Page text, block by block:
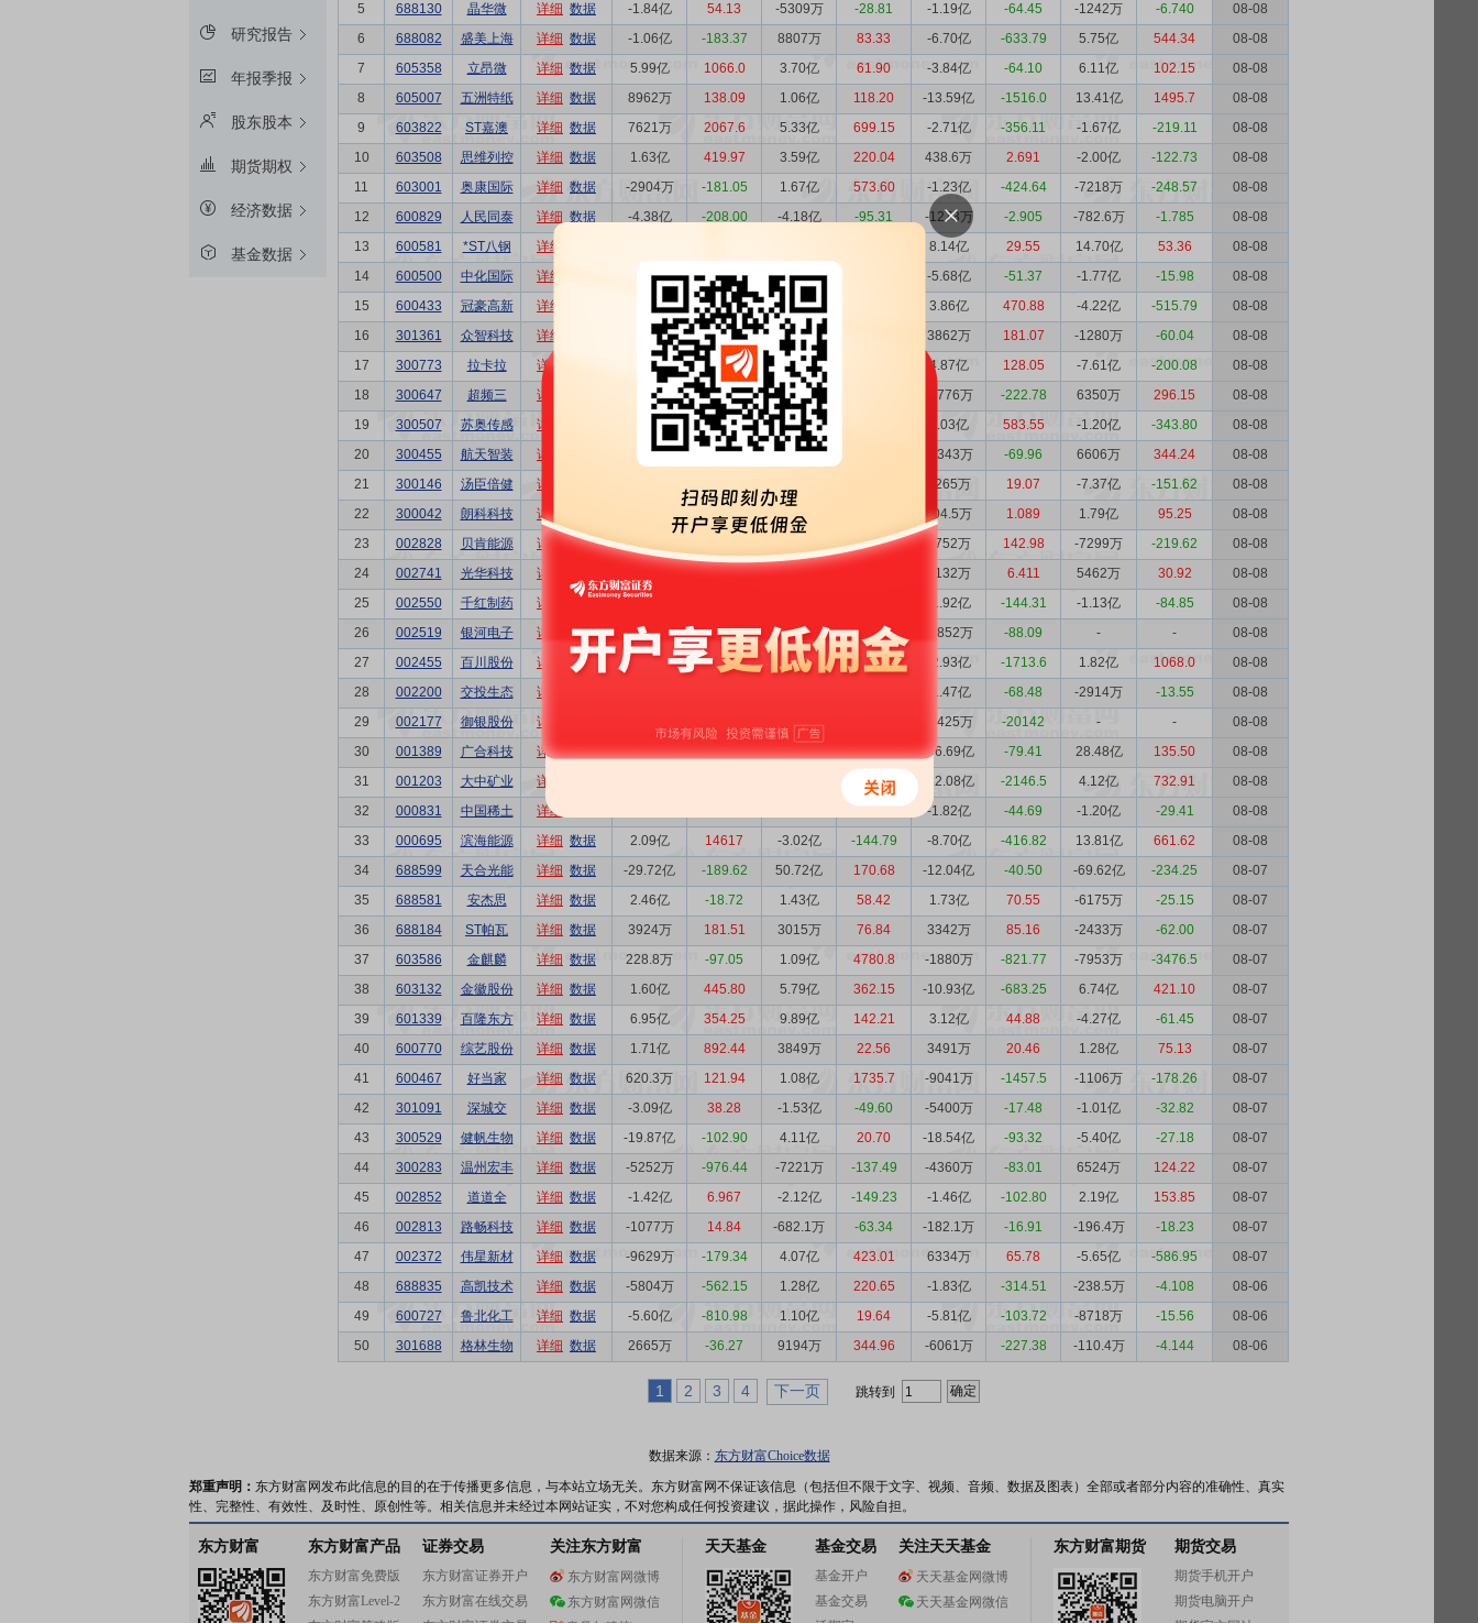
研究报告
年报季报
股东股本
期货期权
经济数据
基金数据
5
688130 晶华微 详细 数据 -1.84亿 54.13 -5309万 -28.81 -1.19亿 -64.45 -1242万 -6.740
08-08
6
688082 盛美上海 详细 数据 -1.06亿 -183.37 8807万 83.33 -6.70亿 -633.79 5.75亿 544.34
08-08
7
605358 立昂微 详细 数据 5.99亿 1066.0 3.70亿 61.90 -3.84亿 -64.10 6.11亿 102.15
08-08
8
605007 五洲特纸 详细 数据 8962万 138.09 1.06亿 118.20 -13.59亿 -1516.0 13.41亿 1495.7
08-08
9
603822 ST嘉澳 详细 数据 7621万 2067.6 5.33亿 699.15 -2.71亿 -356.11 -1.67亿 -219.11
08-08
10
603508 思维列控 详细 数据 1.63亿 419.97 3.59亿 220.04 438.6万 2.691 -2.00亿 -122.73
08-08
11
603001 奥康国际 详细 数据 -2904万 -181.05 1.67亿 573.60 -1.23亿 -424.64 -7218万 -248.57
08-08
12
600829 人民同泰 详细 数据 -4.38亿 -208.00 -4.18亿 -95.31 -1273万 -2.905 -782.6万 -1.785
08-08
13
600581 *ST八钢 详细 8.14亿 29.55 14.70亿 53.36
08-08
14
600500 中化国际 详细 11.05亿 -62.20 18.68亿 -5.68亿 -51.37 -1.77亿 -15.98
08-08
15
600433 冠豪高新 详细 -8187万 79.97 -4344万 3.86亿 470.88 -4.22亿 -515.79
08-08
16
301361 众智科技 详细 2133万 227.00 -336.0万 3862万 181.07 -1280万 -60.04
08-08
17
300773 拉卡拉 详细 -3.80亿 -598.13 -1.03亿 4.87亿 128.05 -7.61亿 -200.08
08-08
18
300647 超频三 详细 -2144万 81.79 -3657万 -4776万 -222.78 6350万 296.15
08-08
19
300507 苏奥传感 详细 3479万 200.92 -4669万 2.03亿 583.55 -1.20亿 -343.80
08-08
20
300455 航天智装 详细 -1919万 -245.60 -7182万 -1343万 -69.96 6606万 344.24
08-08
21
300146 汤臣倍健 详细 9265万 19.07 -7.37亿 -151.62
08-08
22
300042 朗科科技 详细 1255.3 1096万 204.5万 1.089 1.79亿 95.25
08-08
23
002828 贝肯能源 详细 数据 -3323万 -21.77 4752万 142.98 -7299万 -219.62
08-08
24
002741 光华科技 详细 -325.85 -2.41亿 1132万 6.411 5462万 30.92
08-08
25
002550 千红制药 详细 -1.92亿 -144.31 -1.13亿 -84.85
08-08
26
002519 银河电子 详细 数据 -4372万 -228.44 -501.7万 -11.47 -3852万 -88.09 - -
08-08
27
002455 百川股份 详细 数据 1707万 -87.17 1.27亿 746.91 -2.93亿 -1713.6 1.82亿 1068.0
08-08
28
002200 交投生态 详细 -1.47亿 -68.48 -2914万 -13.55
08-08
29
002177 御银股份 详细 1432万 -1425万 -20142 - -
08-08
30
001389 广合科技 详细 数据 21.02亿 3758.4 9.37亿 44.57 -16.69亿 -79.41 28.48亿 135.50
08-08
31
001203 大中矿业 详细 1318.9 -12.08亿 -2146.5 4.12亿 732.91
08-08
32
000831 中国稀土 详细 -1.82亿 -44.69 -1.20亿 -29.41
08-08
33
000695 滨海能源 详细 数据 2.09亿 14617 -3.02亿 -144.79 -8.70亿 -416.82 13.81亿 661.62
08-08
34
688599 天合光能 详细 数据 -29.72亿 -189.62 50.72亿 170.68 -12.04亿 -40.50 -69.62亿 -234.25
08-07
35
688581 安杰思 详细 数据 2.46亿 -18.72 1.43亿 58.42 1.73亿 70.55 -6175万 -25.15
08-07
36
688184 ST帕瓦 详细 数据 3924万 181.51 3015万 76.84 3342万 85.16 -2433万 -62.00
08-07
37
603586 金麒麟 详细 数据 228.8万 -97.05 1.09亿 4780.8 -1880万 -821.77 -7953万 -3476.5
08-07
38
603132 金徽股份 详细 数据 1.60亿 445.80 5.79亿 362.15 -10.93亿 -683.25 6.74亿 421.10
08-07
39
601339 百隆东方 详细 数据 6.95亿 354.25 9.89亿 142.21 3.12亿 44.88 -4.27亿 -61.45
08-07
40
600770 综艺股份 详细 数据 1.71亿 892.44 3849万 22.56 3491万 20.46 1.28亿 75.13
08-07
41
600467 好当家 详细 数据 620.3万 121.94 1.08亿 1735.7 -9041万 -1457.5 -1106万 -178.26
08-07
42
301091 深城交 详细 数据 -3.09亿 38.28 -1.53亿 -49.60 -5400万 -17.48 -1.01亿 -32.82
08-07
43
300529 健帆生物 详细 数据 -19.87亿 -102.90 4.11亿 20.70 -18.54亿 -93.32 -5.40亿 -27.18
08-07
44
300283 温州宏丰 详细 数据 -5252万 -976.44 -7221万 -137.49 -4360万 -83.01 6524万 124.22
08-07
45
002852 道道全 详细 数据 -1.42亿 6.967 -2.12亿 -149.23 -1.46亿 -102.80 2.19亿 153.85
08-07
46
002813 路畅科技 详细 数据 -1077万 14.84 -682.1万 -63.34 -182.1万 -16.91 -196.4万 -18.23
08-07
47
002372 伟星新材 详细 数据 -9629万 -179.34 4.07亿 423.01 6334万 65.78 -5.65亿 -586.95
08-07
48
688835 高凯技术 详细 数据 -5804万 -562.15 1.28亿 220.65 -1.83亿 -314.51 -238.5万 -4.108
08-06
49
600727 鲁北化工 详细 数据 -5.60亿 -810.98 1.10亿 19.64 -5.81亿 -103.72 -8718万 -15.56
08-06
50
301688 格林生物 详细 数据 2665万 -36.27 9194万 344.96 -6061万 -227.38 -110.4万 -4.144 08-06
1 2 3 4 下一页 跳转到
数据来源： 东方财富Choice数据
郑重声明： 东方财富网发布此信息的目的在于传播更多信息，与本站立场无关。东方财富网不保证该信息（包括但不限于文字、视频、音频、数据及图表）全部或者部分内容的准确性、真实
性、完整性、有效性、及时性、原创性等。相关信息并未经过本网站证实，不对您构成任何投资建议，据此操作，风险自担。
东方财富 东方财富产品
东方财富免费版
东方财富Level-2
证券交易
东方财富证券开户
东方财富在线交易
关注东方财富
东方财富网微博
东方财富网微信
天天基金 基金交易
基金开户
基金交易
关注天天基金
天天基金网微博
天天基金网微信
东方财富期货 期货交易
期货手机开户
期货电脑开户